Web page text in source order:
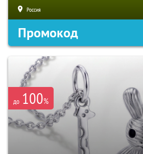
Россия
Промокод
до 100%